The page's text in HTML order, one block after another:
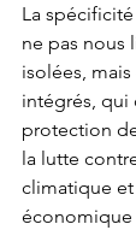
La
ne pas nous
isolées,
intégrés, qui
protection
la lutte
climatique
économique